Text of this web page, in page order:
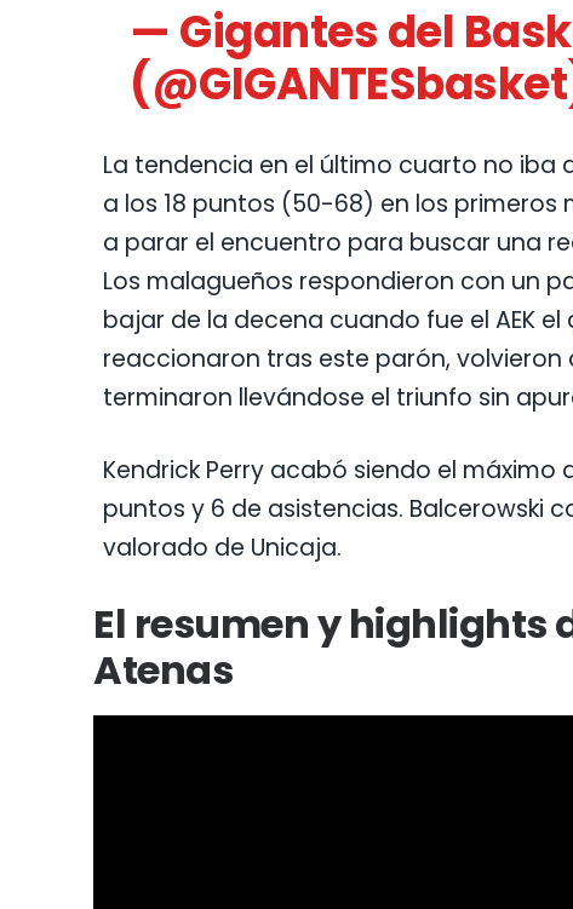
— Gigantes del
La tendencia en el último cuarto no iba
a los 18 puntos (50-68) en los primeros
a parar el encuentro para buscar una
Los malagueños respondieron con un
bajar de la decena cuando fue el AEK
reaccionaron tras este parón, volvieron
terminaron llevándose el triunfo sin
Kendrick Perry acabó siendo el
puntos y 6 de asistencias. Balcerowski
valorado de Unicaja.
El resumen y highlights
Atenas